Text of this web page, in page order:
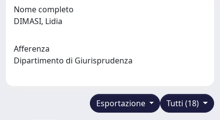
Nome completo
DIMASI, Lidia
Afferenza
Dipartimento di Giurisprudenza
Tutti (18)
Esportazione